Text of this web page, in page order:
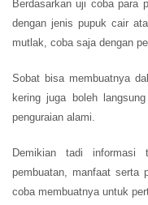
Berdasarkan uji coba para
dengan jenis pupuk cair
mutlak, coba saja dengan
Sobat bisa membuatnya
kering juga boleh
penguraian alami.
Demikian tadi informasi
pembuatan, manfaat serta
coba membuatnya untuk